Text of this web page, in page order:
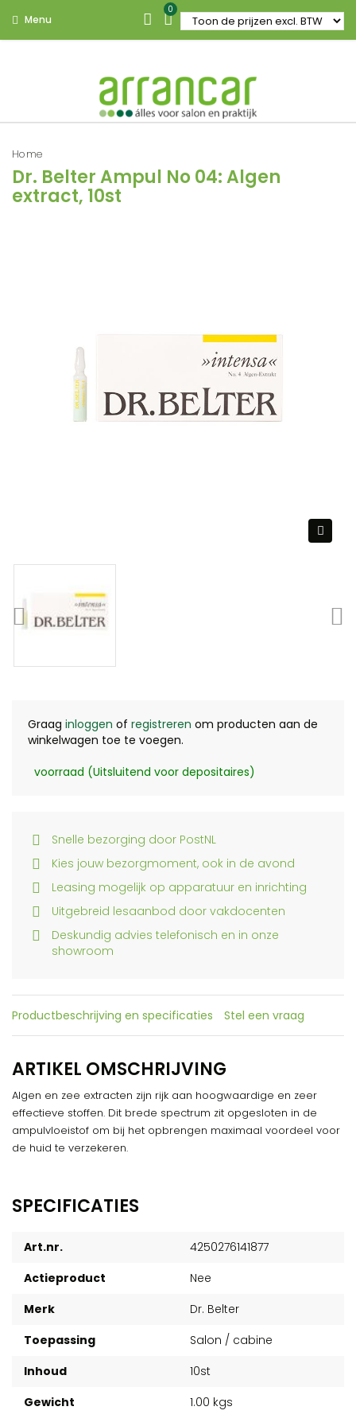
Menu
0
Home
Dr. Belter Ampul No 04: Algen
extract, 10st
Graag inloggen of registreren om producten aan de
winkelwagen toe te voegen.
voorraad (Uitsluitend voor depositaires)
Snelle bezorging door PostNL
Kies jouw bezorgmoment, ook in de avond
Leasing mogelijk op apparatuur en inrichting
Uitgebreid lesaanbod door vakdocenten
Deskundig advies telefonisch en in onze
showroom
Productbeschrijving en specificaties Stel een vraag
ARTIKEL OMSCHRIJVING
Algen en zee extracten zijn rijk aan hoogwaardige en zeer
effectieve stoffen. Dit brede spectrum zit opgesloten in de
ampulvloeistof om bij het opbrengen maximaal voordeel voor
de huid te verzekeren.
SPECIFICATIES
Art.nr.
4250276141877
Actieproduct
Nee
Merk
Dr. Belter
Toepassing
Salon / cabine
Inhoud
10st
Gewicht
1.00 kgs